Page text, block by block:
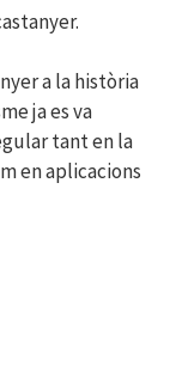
a la història
ja es va
tant en la
en aplicacions